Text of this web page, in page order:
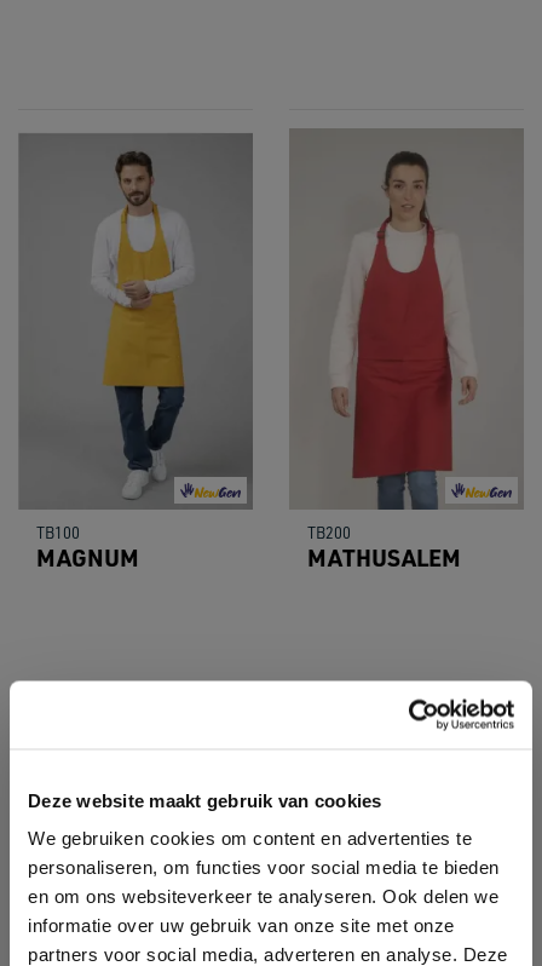
Deze website maakt gebruik van cookies
We gebruiken cookies om content en advertenties te
personaliseren, om functies voor social media te bieden
en om ons websiteverkeer te analyseren. Ook delen we
informatie over uw gebruik van onze site met onze
partners voor social media, adverteren en analyse. Deze
TB100
MAGNUM
TB200
MATHUSALEM